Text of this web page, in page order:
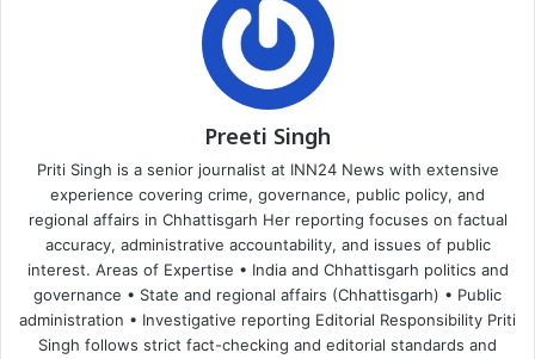
Preeti Singh
Priti Singh is a senior journalist at INN24 News with extensive
experience covering crime, governance, public policy, and
regional affairs in Chhattisgarh Her reporting focuses on factual
accuracy, administrative accountability, and issues of public
interest. Areas of Expertise • India and Chhattisgarh politics and
governance • State and regional affairs (Chhattisgarh) • Public
administration • Investigative reporting Editorial Responsibility Priti
Singh follows strict fact-checking and editorial standards and